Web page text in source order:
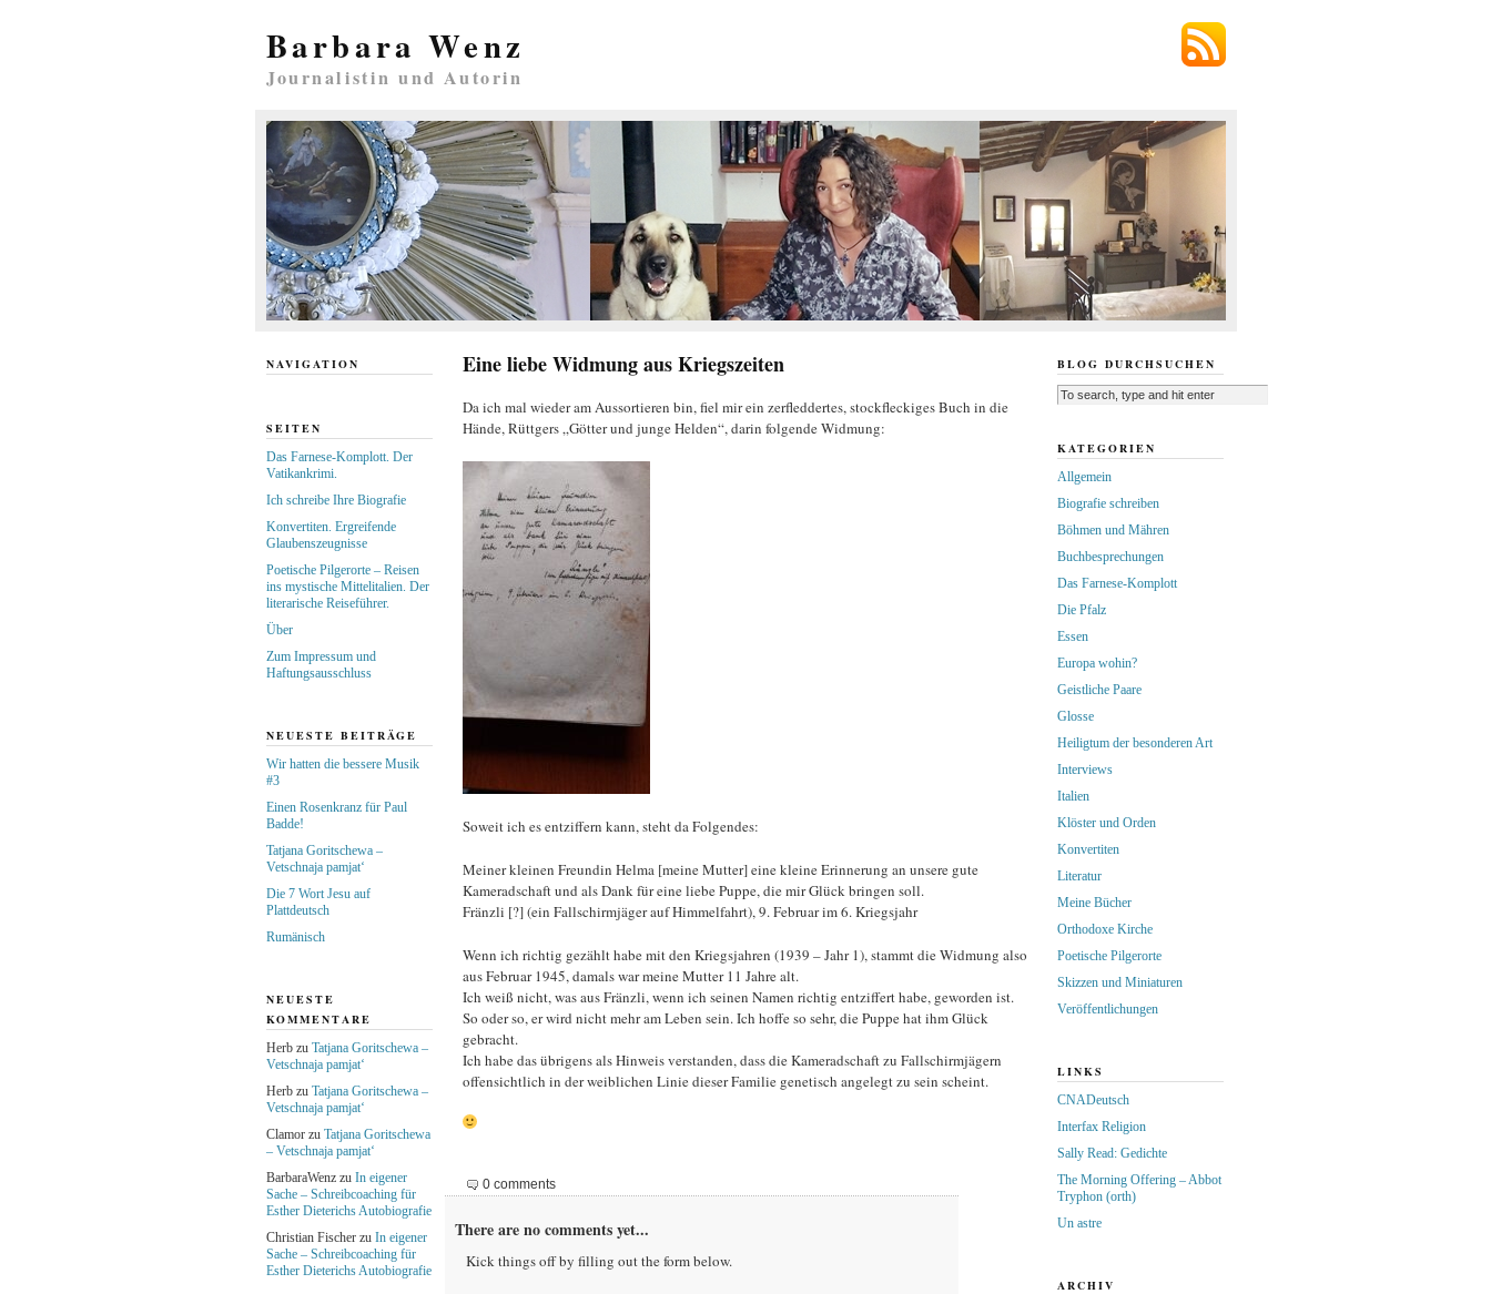
Barbara Wenz
Journalistin und Autorin
Eine liebe Widmung aus Kriegszeiten
Da ich mal wieder am Aussortieren bin, fiel mir ein zerfleddertes, stockfleckiges Buch in die
Hände, Rüttgers „Götter und junge Helden“, darin folgende Widmung:
Soweit ich es entziffern kann, steht da Folgendes:
Meiner kleinen Freundin Helma [meine Mutter] eine kleine Erinnerung an unsere gute
Kameradschaft und als Dank für eine liebe Puppe, die mir Glück bringen soll.
Fränzli [?] (ein Fallschirmjäger auf Himmelfahrt), 9. Februar im 6. Kriegsjahr
Wenn ich richtig gezählt habe mit den Kriegsjahren (1939 – Jahr 1), stammt die Widmung also
aus Februar 1945, damals war meine Mutter 11 Jahre alt.
Ich weiß nicht, was aus Fränzli, wenn ich seinen Namen richtig entziffert habe, geworden ist.
So oder so, er wird nicht mehr am Leben sein. Ich hoffe so sehr, die Puppe hat ihm Glück
gebracht.
Ich habe das übrigens als Hinweis verstanden, dass die Kameradschaft zu Fallschirmjägern
offensichtlich in der weiblichen Linie dieser Familie genetisch angelegt zu sein scheint.
0 comments
There are no comments yet...
Kick things off by filling out the form below.
NAVIGATION
SEITEN
Das Farnese-Komplott. Der
Vatikankrimi.
Ich schreibe Ihre Biografie
Konvertiten. Ergreifende
Glaubenszeugnisse
Poetische Pilgerorte – Reisen
ins mystische Mittelitalien. Der
literarische Reiseführer.
Über
Zum Impressum und
Haftungsausschluss
NEUESTE BEITRÄGE
Wir hatten die bessere Musik
#3
Einen Rosenkranz für Paul
Badde!
Tatjana Goritschewa –
Vetschnaja pamjat‘
Die 7 Wort Jesu auf
Plattdeutsch
Rumänisch
NEUESTE
KOMMENTARE
Herbzu Tatjana Goritschewa –
Vetschnaja pamjat‘
Herbzu Tatjana Goritschewa –
Vetschnaja pamjat‘
Clamorzu Tatjana Goritschewa
– Vetschnaja pamjat‘
BarbaraWenzzu In eigener
Sache – Schreibcoaching für
Esther Dieterichs Autobiografie
Christian Fischerzu In eigener
Sache – Schreibcoaching für
Esther Dieterichs Autobiografie
BLOG DURCHSUCHEN
KATEGORIEN
Allgemein
Biografie schreiben
Böhmen und Mähren
Buchbesprechungen
Das Farnese-Komplott
Die Pfalz
Essen
Europa wohin?
Geistliche Paare
Glosse
Heiligtum der besonderen Art
Interviews
Italien
Klöster und Orden
Konvertiten
Literatur
Meine Bücher
Orthodoxe Kirche
Poetische Pilgerorte
Skizzen und Miniaturen
Veröffentlichungen
LINKS
CNADeutsch
Interfax Religion
Sally Read: Gedichte
The Morning Offering – Abbot
Tryphon (orth)
Un astre
ARCHIV